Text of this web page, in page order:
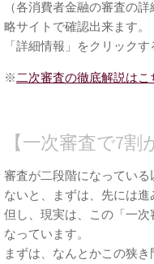
（各消費者金融の審査の
略サイトで確認出来ます。
「詳細情報」をクリック
※二次審査の徹底解説はこ
【一次審査で7割
審査が二段階になってい
ないと、まずは、先には進
但し、現実は、この「一
なっています。
まずは、なんとかこの狭き